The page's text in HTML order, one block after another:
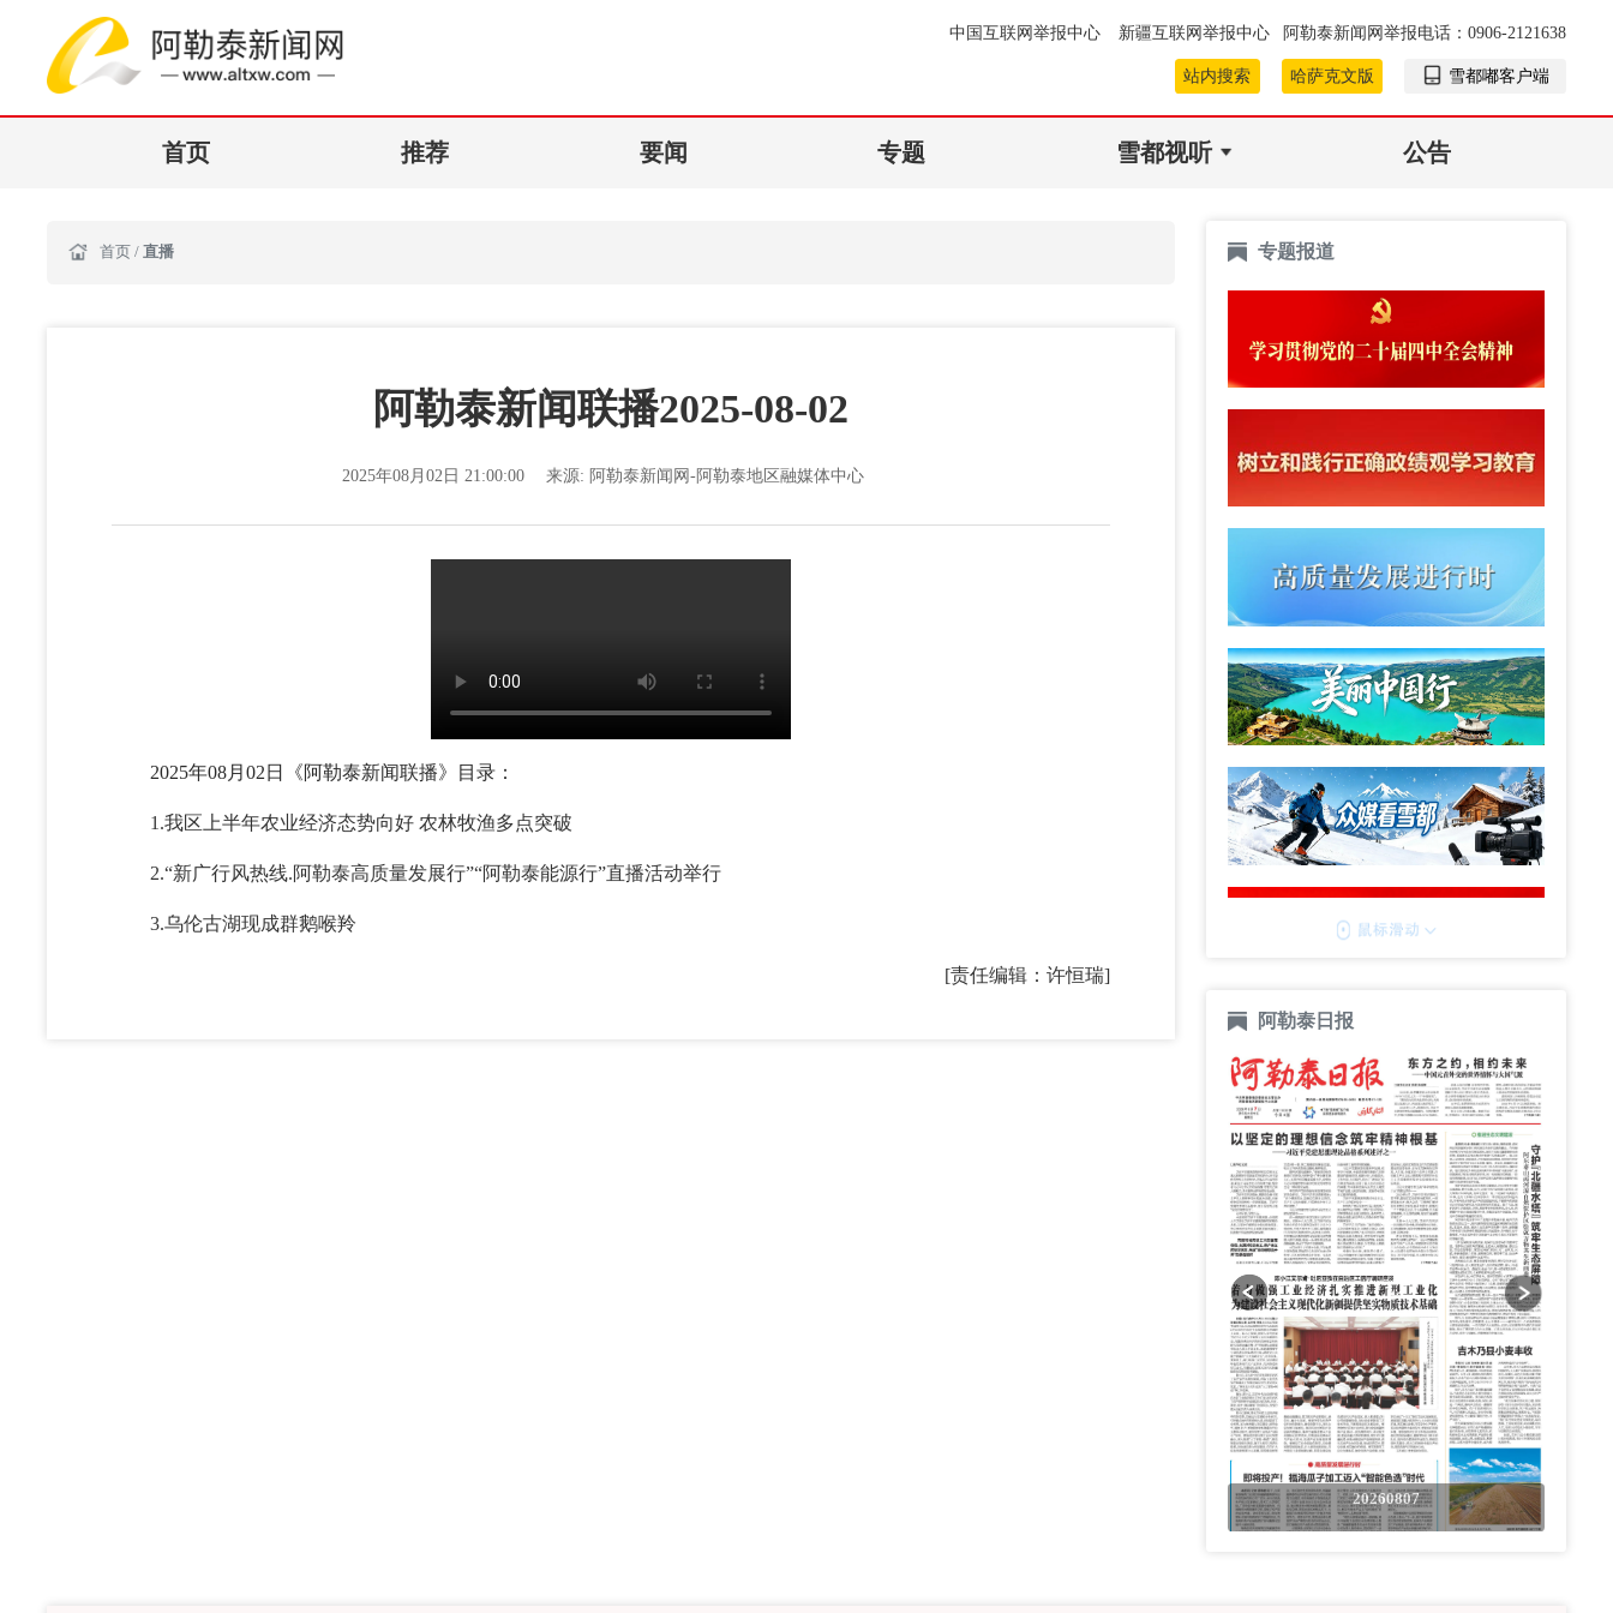
中国互联网举报中心 新疆互联网举报中心 阿勒泰新闻网举报电话：0906-2121638
站内搜索 哈萨克文版 雪都嘟客户端
首页 推荐 要闻 专题 雪都视听 公告
首页 / 直播
阿勒泰新闻联播2025-08-02
2025年08月02日 21:00:00 来源: 阿勒泰新闻网-阿勒泰地区融媒体中心
2025年08月02日《阿勒泰新闻联播》目录：
1.我区上半年农业经济态势向好 农林牧渔多点突破
2.“新广行风热线.阿勒泰高质量发展行”“阿勒泰能源行”直播活动举行
3.乌伦古湖现成群鹅喉羚
[责任编辑：许恒瑞]
专题报道
阿勒泰日报
20260807